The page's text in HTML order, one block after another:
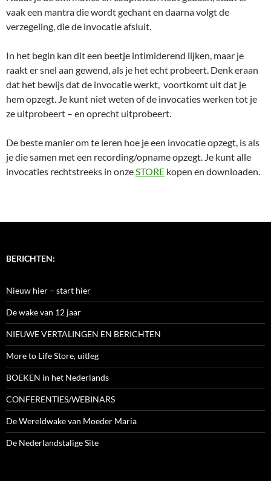
vaak een mantra die wordt gechant en daarna volgt de
verzegeling, die de invocatie afsluit.
In het begin kan dit een beetje intimiderend lijken, maar je
raakt er snel aan gewend, als je het echt probeert. Denk eraan
dat het bewijs dat de invocatie werkt, voortkomt uit dat je
hem opzegt. Je kunt niet weten of de invocaties werken tot je
ze uitprobeert – en oprecht uitprobeert.
De beste manier om te leren hoe je een invocatie opzegt, is als
je die samen met een recording/opname opzegt. Je kunt alle
invocaties rechtstreeks in onzeSTORE kopen en downloaden.
BERICHTEN:
Nieuw hier – start hier
De wake van 12 jaar
NIEUWE VERTALINGEN EN BERICHTEN
More to Life Store, uitleg
BOEKEN in het Nederlands
CONFERENTIES/WEBINARS
De Wereldwake van Moeder Maria
De Nederlandstalige Site